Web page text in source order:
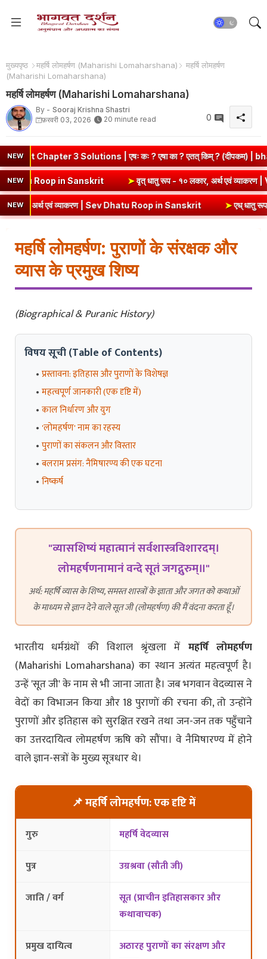
मुख्यपृष्ठ महर्षि लोमहर्षण (Maharishi Lomaharshana)
महर्षि लोमहर्षण
(Maharishi Lomaharshana)
महर्षि लोमहर्षण (Maharishi Lomaharshana)
By - Sooraj Krishna Shastri
फ़रवरी 03, 2026
20 minute read 0
NEW
3 Solutions | एषः कः ? एषा का ? एतत् किम् ? (दीपकम) |
NEW
व्याकरण | Kri Dhatu Roop in Sanskrit ➤वृत् धातु रूप - १० लकार,
NEW
एवं व्याकरण | Sev Dhatu Roop in Sanskrit ➤एध् धातु रूप - १०
महर्षि लोमहर्षण: पुराणों के संरक्षक और
व्यास के प्रमुख शिष्य
(Biographical & Puranic History)
विषय सूची (Table of Contents)
प्रस्तावना: इतिहास और पुराणों के विशेषज्ञ
महत्वपूर्ण जानकारी (एक दृष्टि में)
काल निर्धारण और युग
'लोमहर्षण' नाम का रहस्य
पुराणों का संकलन और विस्तार
बलराम प्रसंग: नैमिषारण्य की एक घटना
निष्कर्ष
"व्यासशिष्यं महात्मानं सर्वशास्त्रविशारदम्।
लोमहर्षणनामानं वन्दे सूतं जगद्गुरुम्॥"
अर्थ: महर्षि व्यास के शिष्य, समस्त शास्त्रों के ज्ञाता और जगत को कथाओं
के माध्यम से ज्ञान देने वाले सूत जी (लोमहर्षण) की मैं वंदना करता हूँ।
भारतीय धर्मग्रंथों की विशाल श्रृंखला में महर्षि लोमहर्षण
(Maharishi Lomaharshana) का स्थान अत्यंत महत्वपूर्ण है।
उन्हें 'सूत जी' के नाम से भी जाना जाता है। जब भगवान वेदव्यास ने
वेदों का विभाजन किया और 18 पुराणों की रचना की, तो उन्होंने
पुराणों और इतिहास को सुरक्षित रखने तथा जन-जन तक पहुँचाने
का उत्तरदायित्व लोमहर्षण ऋषि को सौंपा। वे नैमिषारण्य में होने
वाले ज्ञान-सत्रों के मुख्य सूत्रधार थे।
📌 महर्षि लोमहर्षण: एक दृष्टि में
गुरु
महर्षि वेदव्यास
पुत्र
उग्रश्रवा (सौती जी)
जाति / वर्ग
सूत (प्राचीन इतिहासकार और
कथावाचक)
प्रमुख दायित्व
अठारह पुराणों का संरक्षण और